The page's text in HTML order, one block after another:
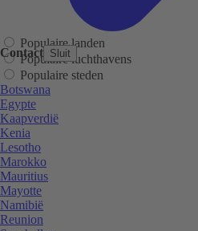
Contact Sluit
Populaire landen
Populaire luchthavens
Populaire steden
Botswana
Egypte
Kaapverdië
Kenia
Lesotho
Marokko
Mauritius
Mayotte
Namibië
Reunion